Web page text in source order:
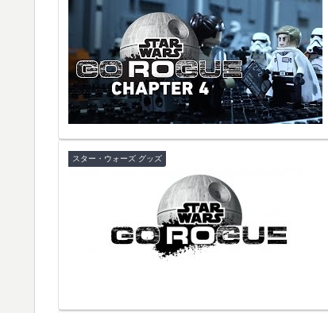
スター・ウォーズ グッズ